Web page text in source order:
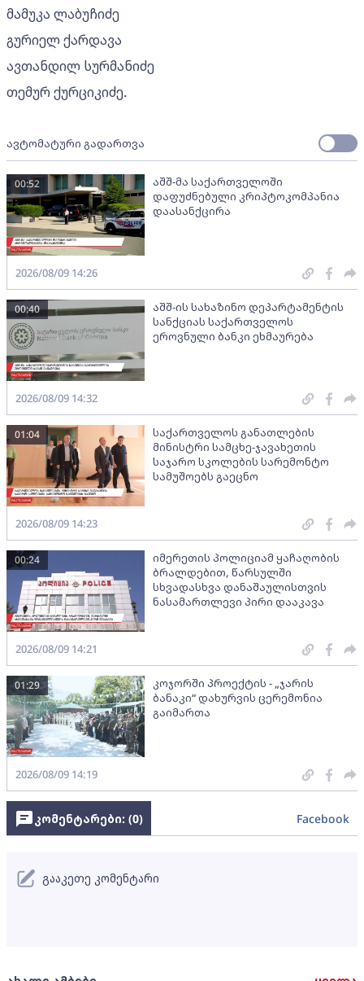
მამუკა ლაბუჩიძე
გურიელ ქარდავა
ავთანდილ სურმანიძე
თემურ ქურციკიძე.
ავტომატური გადართვა
აშშ-მა საქართველოში
დაფუძნებული კრიპტოკომპანია
დაასანქცირა
00:52
2026/08/09 14:26
აშშ-ის სახაზინო დეპარტამენტის
სანქციას საქართველოს
ეროვნული ბანკი ეხმაურება
00:40
2026/08/09 14:32
საქართველოს განათლების
მინისტრი სამცხე-ჯავახეთის
საჯარო სკოლების სარემონტო
სამუშოებს გაეცნო
01:04
2026/08/09 14:23
იმერეთის პოლიციამ ყაჩაღობის
ბრალდებით, წარსულში
სხვადასხვა დანაშაულისთვის
ნასამართლევი პირი დააკავა
00:24
2026/08/09 14:21
კოჯორში პროექტის - „ჯარის
ბანაკი“ დახურვის ცერემონია
გაიმართა
01:29
2026/08/09 14:19
კომენტარები: (0) Facebook
გააკეთე კომენტარი